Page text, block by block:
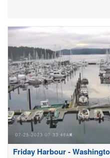
Friday Harbour -